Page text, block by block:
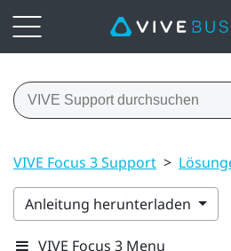
VIVE Focus 3 Support >
Anleitung herunterladen
VIVE Focus 3 Menu